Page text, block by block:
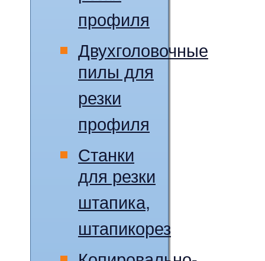
профиля
Двухголовочные
пилы для
резки
профиля
Станки
для резки
штапика,
штапикорез